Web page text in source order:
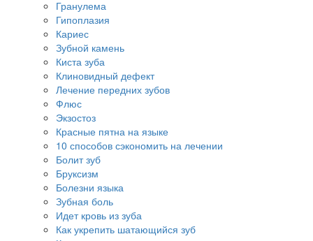
Гранулема
Гипоплазия
Кариес
Зубной камень
Киста зуба
Клиновидный дефект
Лечение передних зубов
Флюс
Экзостоз
Красные пятна на языке
10 способов сэкономить на лечении
Болит зуб
Бруксизм
Болезни языка
Зубная боль
Идет кровь из зуба
Как укрепить шатающийся зуб